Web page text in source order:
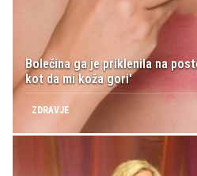
Bolečina ga je priklenila na
kot da mi koža gori'
ZDRAVJE